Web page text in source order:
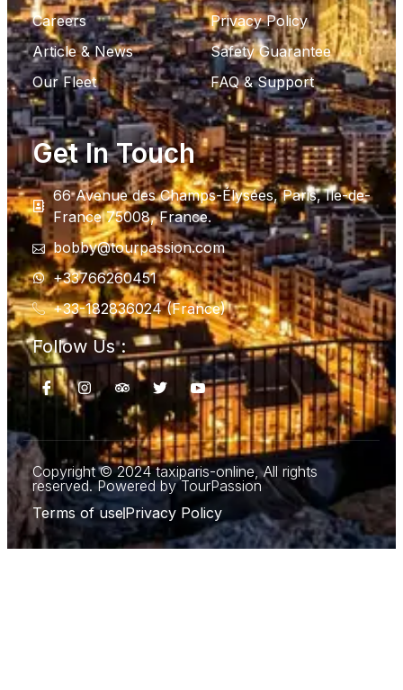
Careers
Article & News
Our Fleet
Privacy Policy
Safety Guarantee
FAQ & Support
Get In Touch
66 Avenue des Champs-Élysées, Paris, Ile-de-
France 75008, France.
bobby@tourpassion.com
+33766260451
+33-182836024 (France)
Follow Us :
Copyright © 2024 taxiparis-online, All rights
reserved. Powered by TourPassion
Terms of usePrivacy Policy